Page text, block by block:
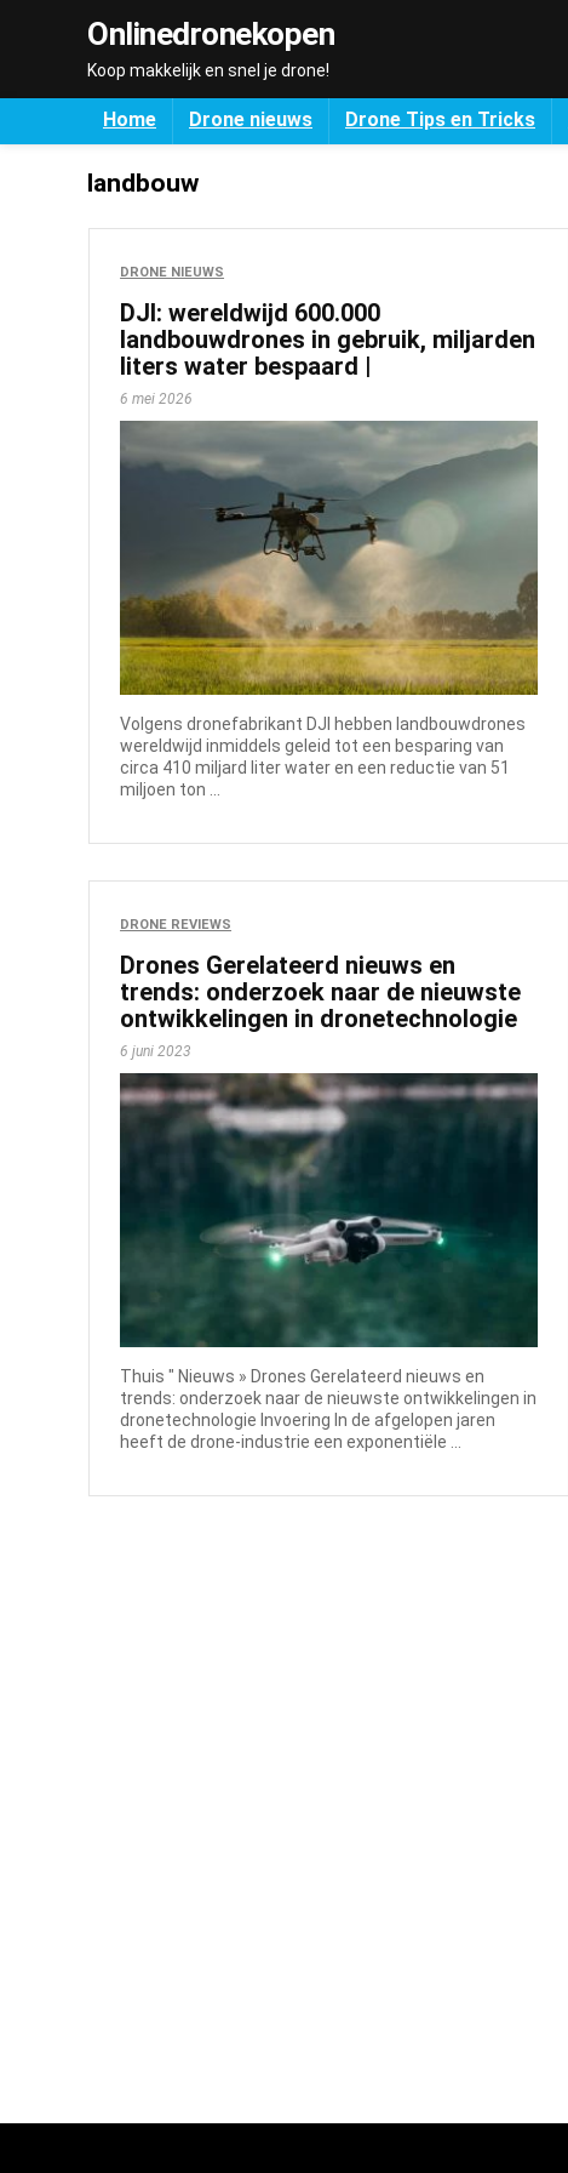
Onlinedronekopen
Koop makkelijk en snel je drone!
Home Drone nieuws Drone Tips en Tricks
landbouw
DRONE NIEUWS
DJI: wereldwijd 600.000
landbouwdrones in gebruik, miljarden
liters water bespaard |
6 mei 2026
Volgens dronefabrikant DJI hebben landbouwdrones
wereldwijd inmiddels geleid tot een besparing van
circa 410 miljard liter water en een reductie van 51
miljoen ton ...
DRONE REVIEWS
Drones Gerelateerd nieuws en
trends: onderzoek naar de nieuwste
ontwikkelingen in dronetechnologie
6 juni 2023
Thuis " Nieuws » Drones Gerelateerd nieuws en
trends: onderzoek naar de nieuwste ontwikkelingen in
dronetechnologie Invoering In de afgelopen jaren
heeft de drone-industrie een exponentiële ...